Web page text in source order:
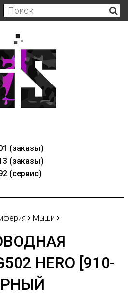
(заказы)
(заказы)
(сервис)
Мыши
HERO [910-